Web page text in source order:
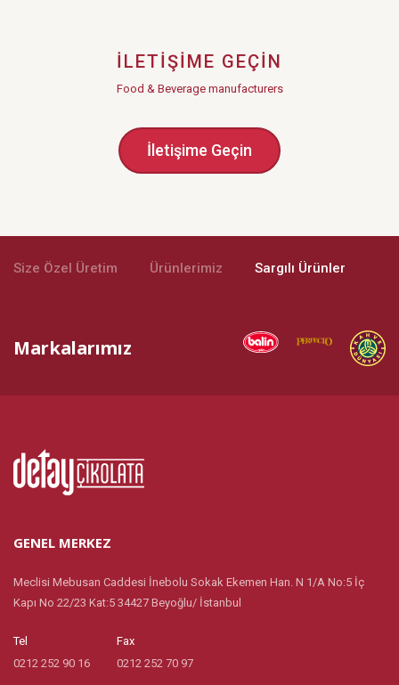
İLETIŞIME GEÇIN
Food & Beverage manufacturers
İletişime Geçin
Size Özel Üretim Ürünlerimiz Sargılı Ürünler
Markalarımız
GENEL MERKEZ
Meclisi Mebusan Caddesi İnebolu Sokak Ekemen Han. N 1/A No:5 İç
Kapı No 22/23 Kat:5 34427 Beyoğlu/ İstanbul
Tel
0212 252 90 16
Fax
0212 252 70 97